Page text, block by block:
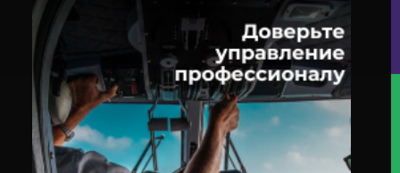
г.Омск ул.Красный Путь, 109 оф.510
Главная Новости Депозитария
(MEET) О Корпоративном
Действии «Годовое Заседание Общего Собрания Акционеров» С